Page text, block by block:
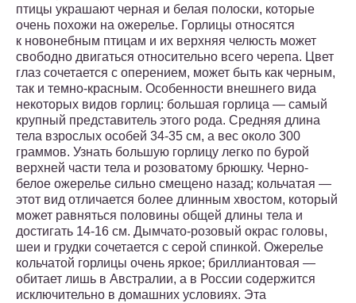
птицы украшают черная и белая полоски, которые
очень похожи на ожерелье. Горлицы относятся
к новонебным птицам и их верхняя челюсть может
свободно двигаться относительно всего черепа. Цвет
глаз сочетается с оперением, может быть как черным,
так и темно-красным. Особенности внешнего вида
некоторых видов горлиц: большая горлица — самый
крупный представитель этого рода. Средняя длина
тела взрослых особей 34-35 см, а вес около 300
граммов. Узнать большую горлицу легко по бурой
верхней части тела и розоватому брюшку. Черно-
белое ожерелье сильно смещено назад; кольчатая —
этот вид отличается более длинным хвостом, который
может равняться половины общей длины тела и
достигать 14-16 см. Дымчато-розовый окрас головы,
шеи и грудки сочетается с серой спинкой. Ожерелье
кольчатой горлицы очень яркое; бриллиантовая —
обитает лишь в Австралии, а в России содержится
исключительно в домашних условиях. Эта